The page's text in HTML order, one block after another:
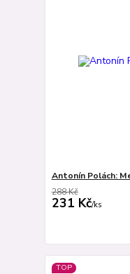
Antonín Polách:
288 Kč
231 Kč/ks
TOP